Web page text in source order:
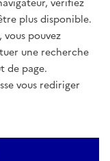
vérifiez
plus disponible.
pouvez
une recherche
de page.
vous rediriger